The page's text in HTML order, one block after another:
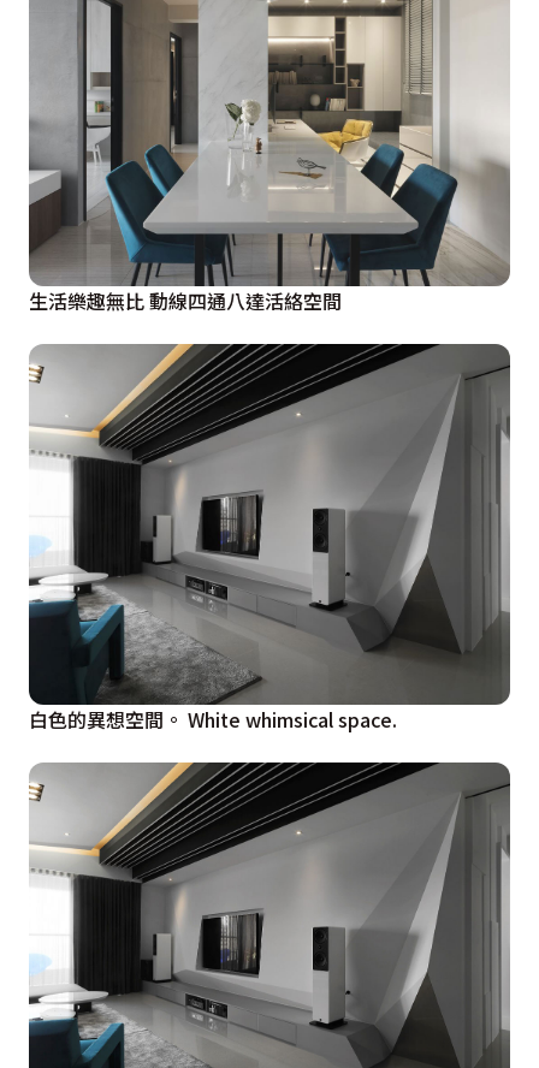
生活樂趣無比 動線四通八達活絡空間
白色的異想空間。 White whimsical space.